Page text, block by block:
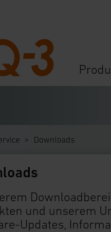
Downloads
und unserem
Updates,